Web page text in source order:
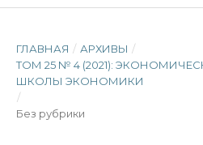
ГЛАВНАЯ / АРХИВЫ /
ТОМ 25 № 4 (2021):
ШКОЛЫ ЭКОНОМИКИ
/
Без рубрики